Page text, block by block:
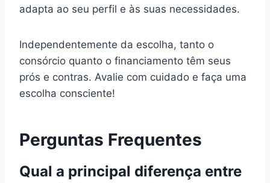
adapta ao seu perfil e às suas necessidades.
Independentemente da escolha, tanto o
consórcio quanto o financiamento têm seus
prós e contras. Avalie com cuidado e faça uma
escolha consciente!
Perguntas Frequentes
Qual a principal diferença entre